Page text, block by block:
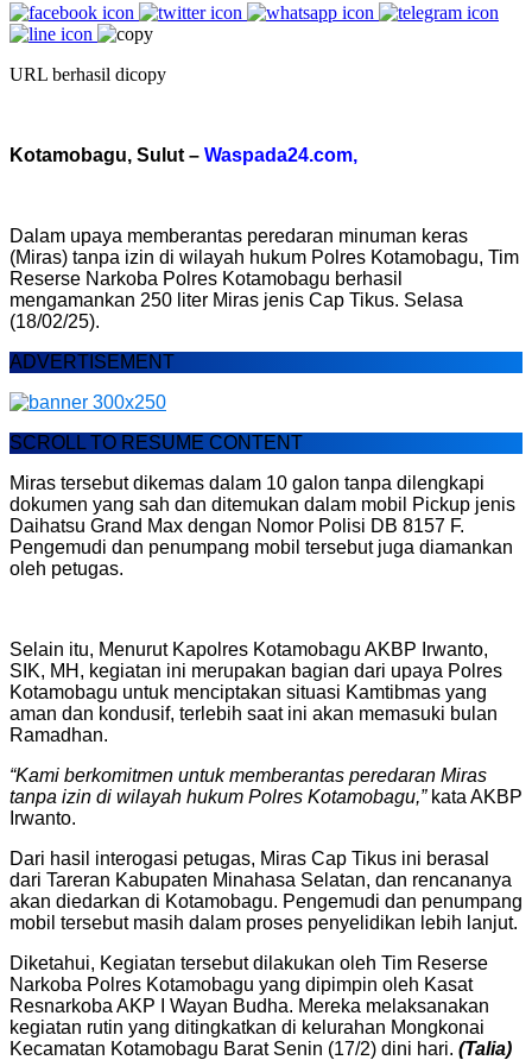
URL berhasil dicopy
Kotamobagu, Sulut – Waspada24.com,
Dalam upaya memberantas peredaran minuman keras
(Miras) tanpa izin di wilayah hukum Polres Kotamobagu, Tim
Reserse Narkoba Polres Kotamobagu berhasil
mengamankan 250 liter Miras jenis Cap Tikus. Selasa
(18/02/25).
ADVERTISEMENT
SCROLL TO RESUME CONTENT
Miras tersebut dikemas dalam 10 galon tanpa dilengkapi
dokumen yang sah dan ditemukan dalam mobil Pickup jenis
Daihatsu Grand Max dengan Nomor Polisi DB 8157 F.
Pengemudi dan penumpang mobil tersebut juga diamankan
oleh petugas.
Selain itu, Menurut Kapolres Kotamobagu AKBP Irwanto,
SIK, MH, kegiatan ini merupakan bagian dari upaya Polres
Kotamobagu untuk menciptakan situasi Kamtibmas yang
aman dan kondusif, terlebih saat ini akan memasuki bulan
Ramadhan.
“Kami berkomitmen untuk memberantas peredaran Miras
tanpa izin di wilayah hukum Polres Kotamobagu,”kata AKBP
Irwanto.
Dari hasil interogasi petugas, Miras Cap Tikus ini berasal
dari Tareran Kabupaten Minahasa Selatan, dan rencananya
akan diedarkan di Kotamobagu. Pengemudi dan penumpang
mobil tersebut masih dalam proses penyelidikan lebih lanjut.
Diketahui, Kegiatan tersebut dilakukan oleh Tim Reserse
Narkoba Polres Kotamobagu yang dipimpin oleh Kasat
Resnarkoba AKP I Wayan Budha. Mereka melaksanakan
kegiatan rutin yang ditingkatkan di kelurahan Mongkonai
Kecamatan Kotamobagu Barat Senin (17/2) dini hari. (Talia)